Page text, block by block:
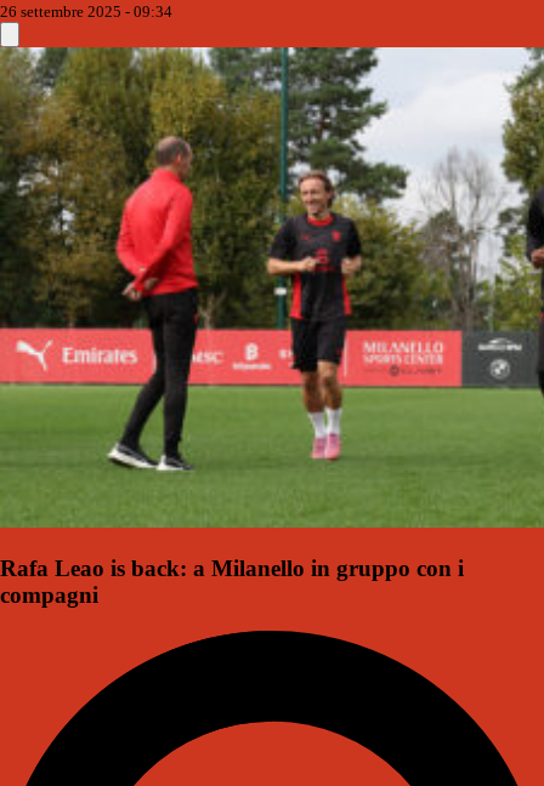
26 settembre 2025 - 09:34
Rafa Leao is back: a Milanello in gruppo con i
compagni